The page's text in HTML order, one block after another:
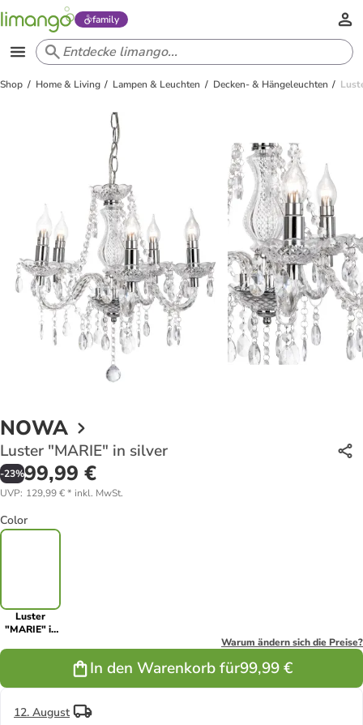
family
Shop Home & Living Lampen & Leuchten Decken- & Hängeleuchten
NOWA
Luster "MARIE" in silver
-23%99,99 €
UVP: 129,99 €* inkl. MwSt.
Color
Luster
"MARIE" in
Warum ändern sich die Preise?
In den Warenkorb für99,99 €
12. August